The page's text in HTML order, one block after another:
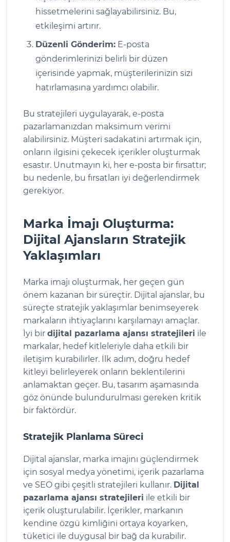
hissetmelerini sağlayabilirsiniz. Bu,
etkileşimi artırır.
Düzenli Gönderim: E-posta
gönderimlerinizi belirli bir düzen
içerisinde yapmak, müşterilerinizin sizi
hatırlamasına yardımcı olabilir.
Bu stratejileri uygulayarak, e-posta
pazarlamanızdan maksimum verimi
alabilirsiniz. Müşteri sadakatini artırmak için,
onların ilgisini çekecek içerikler oluşturmak
esastır. Unutmayın ki, her e-posta bir fırsattır;
bu nedenle, bu fırsatları iyi değerlendirmek
gerekiyor.
Marka İmajı Oluşturma:
Dijital Ajansların Stratejik
Yaklaşımları
Marka imajı oluşturmak, her geçen gün
önem kazanan bir süreçtir. Dijital ajanslar, bu
süreçte stratejik yaklaşımlar benimseyerek
markaların ihtiyaçlarını karşılamayı amaçlar.
İyi bir dijital pazarlama ajansı stratejileri ile
markalar, hedef kitleleriyle daha etkili bir
iletişim kurabilirler. İlk adım, doğru hedef
kitleyi belirleyerek onların beklentilerini
anlamaktan geçer. Bu, tasarım aşamasında
göz önünde bulundurulması gereken kritik
bir faktördür.
Stratejik Planlama Süreci
Dijital ajanslar, marka imajını güçlendirmek
için sosyal medya yönetimi, içerik pazarlama
ve SEO gibi çeşitli stratejileri kullanır. Dijital
pazarlama ajansı stratejileri ile etkili bir
içerik oluşturulabilir. İçerikler, markanın
kendine özgü kimliğini ortaya koyarken,
tüketici ile duygusal bir bağ da kurabilir.